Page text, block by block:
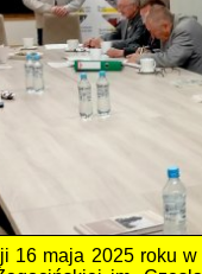
maja 2025 roku w